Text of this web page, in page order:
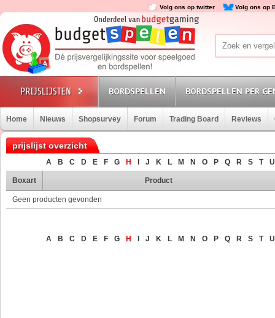
Volg ons op twitter Volg ons op
BORDSPELLEN BORDSPELLEN PER
Home Nieuws Shopsurvey Forum Trading Board Reviews
prijslijst overzicht
A B C D E F G H J K L M N O P Q R S T U
Boxart Product
Geen producten gevonden
A B C D E F G H J K L M N O P Q R S T U